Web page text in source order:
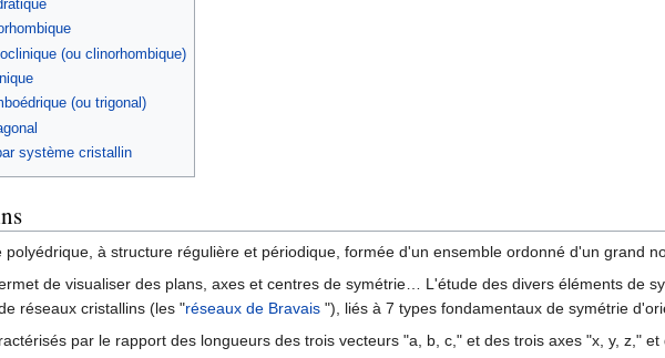
(ou clinorhombique)
(ou trigonal)
système cristallin
polyédrique, à structure régulière et périodique, formée d'un ensemble ordonné d'un grand
de visualiser des plans, axes et centres de symétrie… L'étude des divers éléments de
réseaux cristallins (les "réseaux de Bravais "), liés à 7 types fondamentaux de symétrie
par le rapport des longueurs des trois vecteurs "a, b, c," et des trois axes "x, y, z,"